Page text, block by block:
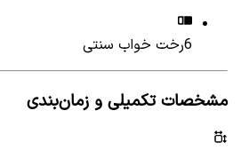
6رخت خواب سنتی
مشخصات تکمیلی و زمان‌بندی